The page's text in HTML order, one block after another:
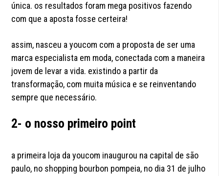
única. os resultados foram mega positivos fazendo
com que a aposta fosse certeira!
assim, nasceu a youcom com a proposta de ser uma
marca especialista em moda, conectada com a maneira
jovem de levar a vida. existindo a partir da
transformação, com muita música e se reinventando
sempre que necessário.
2- o nosso primeiro point
a primeira loja da youcom inaugurou na capital de são
paulo, no shopping bourbon pompeia, no dia 31 de julho